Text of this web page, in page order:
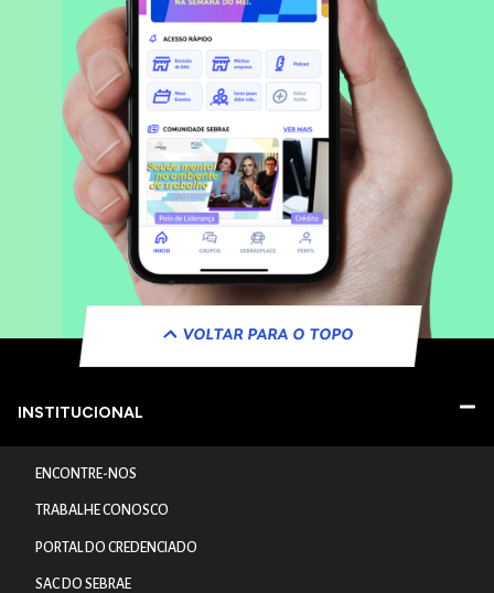
VOLTAR PARA O TOPO
INSTITUCIONAL
ENCONTRE-NOS
TRABALHE CONOSCO
PORTAL DO CREDENCIADO
SAC DO SEBRAE